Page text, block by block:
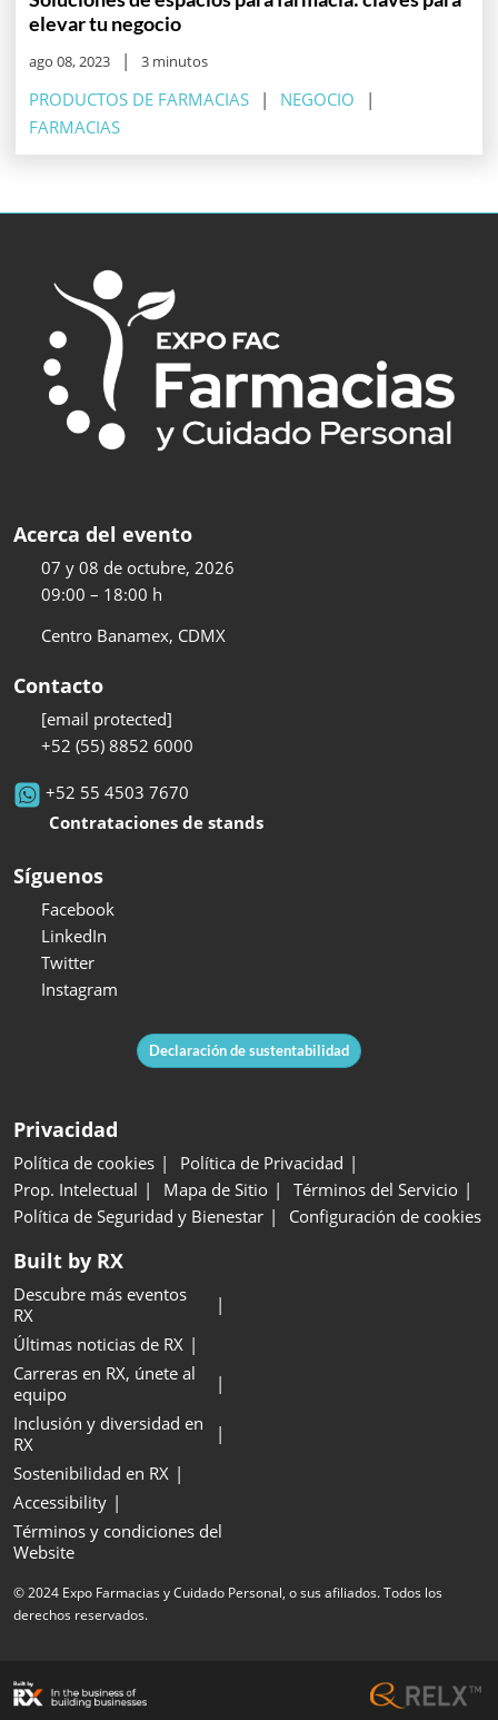
elevar tu negocio
ago 08, 2023 3 minutos
PRODUCTOS DE FARMACIAS
NEGOCIO
FARMACIAS
Acerca del evento
07 y 08 de octubre, 2026
09:00 – 18:00 h
Centro Banamex, CDMX
Contacto
[email protected]
+52 (55) 8852 6000
+52 55 4503 7670
Contrataciones de stands
Síguenos
Facebook
LinkedIn
Twitter
Instagram
Declaración de sustentabilidad
Privacidad
Política de cookies
Política de Privacidad
Prop. Intelectual
Mapa de Sitio
Términos del Servicio
Política de Seguridad y Bienestar
Configuración de cookies
Built by RX
Descubre más eventos
RX
Últimas noticias de RX
Carreras en RX, únete al
equipo
Inclusión y diversidad en
RX
Sostenibilidad en RX
Accessibility
Términos y condiciones del
Website
© 2024 Expo Farmacias y Cuidado Personal, o sus afiliados. Todos los
derechos reservados.